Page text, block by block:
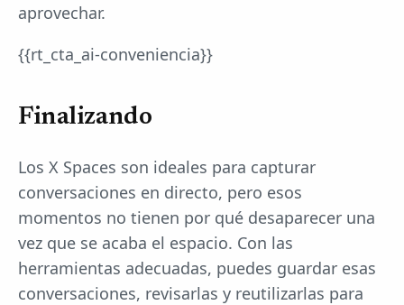
aprovechar.
{{rt_cta_ai-conveniencia}}
Finalizando
Los X Spaces son ideales para capturar
conversaciones en directo, pero esos
momentos no tienen por qué desaparecer una
vez que se acaba el espacio. Con las
herramientas adecuadas, puedes guardar esas
conversaciones, revisarlas y reutilizarlas para